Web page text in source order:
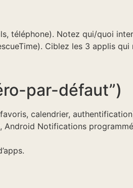
téléphone). Notez qui/quoi
Ciblez les 3 applis
par-défaut”)
calendrier,
Android Notifications